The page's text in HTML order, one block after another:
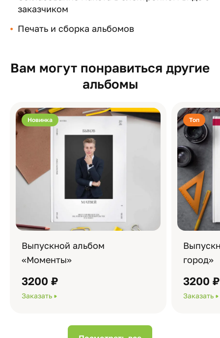
заказчиком
Печать и сборка альбомов
Вам могут понравиться другие
альбомы
Новинка
Выпускной альбом
«Моменты»
3200 ₽
Заказать
Топ
город»
3200 ₽
Заказать